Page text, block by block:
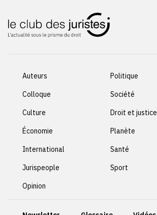
Auteurs
Colloque
Culture
Économie
International
Jurispeople
Opinion
Politique
Société
Droit et justice
Planète
Santé
Sport